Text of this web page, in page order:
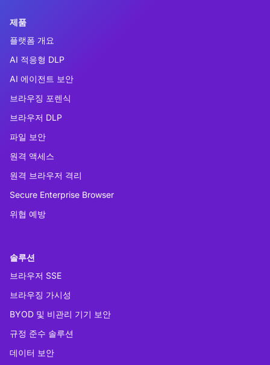
제품
플랫폼 개요
AI 적응형 DLP
AI 에이전트 보안
브라우징 포렌식
브라우저 DLP
파일 보안
원격 액세스
원격 브라우저 격리
Secure Enterprise Browser
위협 예방
솔루션
브라우저 SSE
브라우징 가시성
BYOD 및 비관리 기기 보안
규정 준수 솔루션
데이터 보안